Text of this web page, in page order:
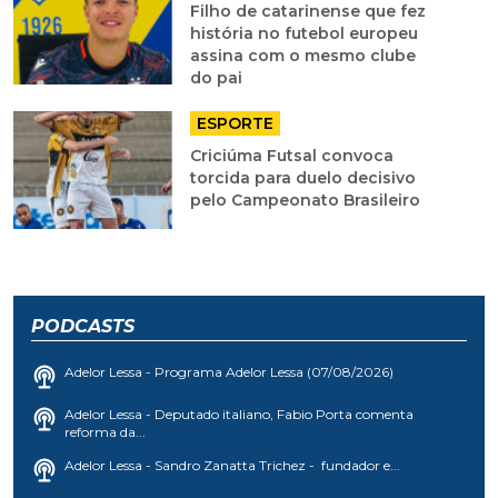
Filho de catarinense que fez
história no futebol europeu
assina com o mesmo clube
do pai
ESPORTE
Criciúma Futsal convoca
torcida para duelo decisivo
pelo Campeonato Brasileiro
PODCASTS
Adelor Lessa - Programa Adelor Lessa (07/08/2026)
Adelor Lessa - Deputado italiano, Fabio Porta comenta
reforma da...
Adelor Lessa - Sandro Zanatta Trichez - fundador e...